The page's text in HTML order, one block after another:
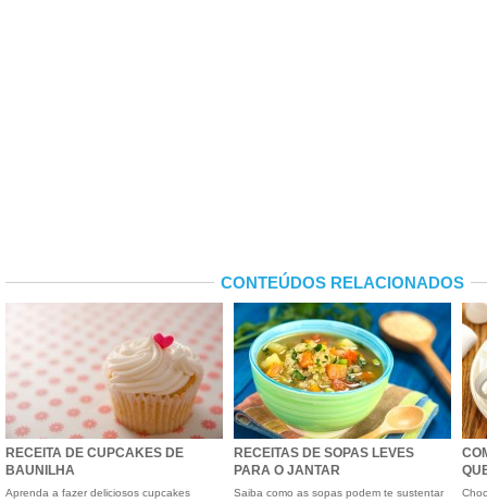
CONTEÚDOS RELACIONADOS
RECEITA DE CUPCAKES DE
BAUNILHA
Aprenda a fazer deliciosos cupcakes
RECEITAS DE SOPAS LEVES
PARA O JANTAR
Saiba como as sopas podem te sustentar